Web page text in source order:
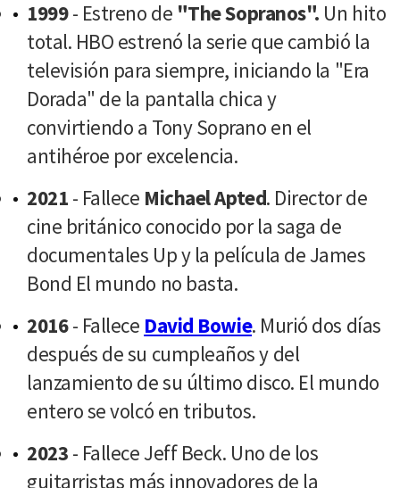
1999- Estreno de "The Sopranos". Un hito
total. HBO estrenó la serie que cambió la
televisión para siempre, iniciando la "Era
Dorada" de la pantalla chica y
convirtiendo a Tony Soprano en el
antihéroe por excelencia.
2021 - Fallece Michael Apted. Director de
cine británico conocido por la saga de
documentales Up y la película de James
Bond El mundo no basta.
2016- Fallece David Bowie. Murió dos días
después de su cumpleaños y del
lanzamiento de su último disco. El mundo
entero se volcó en tributos.
2023 - Fallece Jeff Beck. Uno de los
guitarristas más innovadores de la